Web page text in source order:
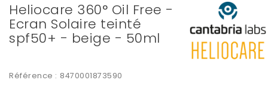
Heliocare 360° Oil Free -
Ecran Solaire teinté
spf50+ - beige - 50ml
Référence : 8470001873590